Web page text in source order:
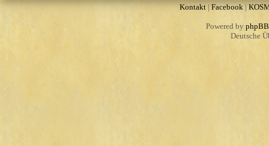
Kontakt|Facebook|
Powered by phpBB
Deutsche